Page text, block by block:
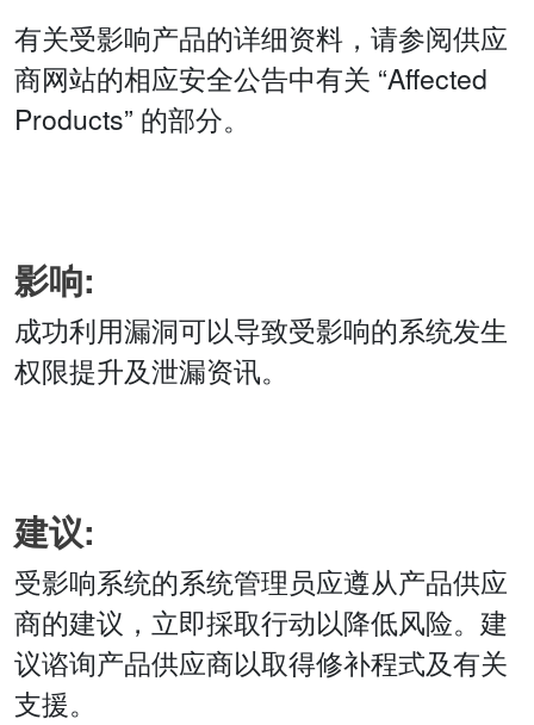
有关受影响产品的详细资料，请参阅供应
商网站的相应安全公告中有关 “Affected
Products” 的部分。
影响:
成功利用漏洞可以导致受影响的系统发生
权限提升及泄漏资讯。
建议:
受影响系统的系统管理员应遵从产品供应
商的建议，立即採取行动以降低风险。建
议谘询产品供应商以取得修补程式及有关
支援。